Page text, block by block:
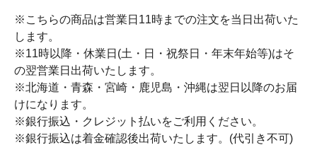
※こちらの商品は営業日11時までの注文を当日出荷いた
します。
※11時以降・休業日(土・日・祝祭日・年末年始等)はそ
の翌営業日出荷いたします。
※北海道・青森・宮崎・鹿児島・沖縄は翌日以降のお届
けになります。
※銀行振込・クレジット払いをご利用ください。
※銀行振込は着金確認後出荷いたします。(代引き不可)